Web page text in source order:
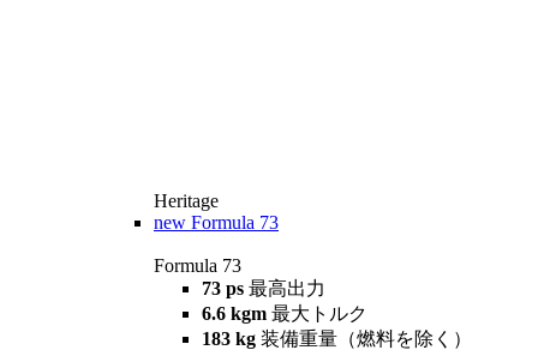
Heritage
new Formula 73
Formula 73
73 ps 最高出力
6.6 kgm 最大トルク
183 kg 装備重量（燃料を除く）